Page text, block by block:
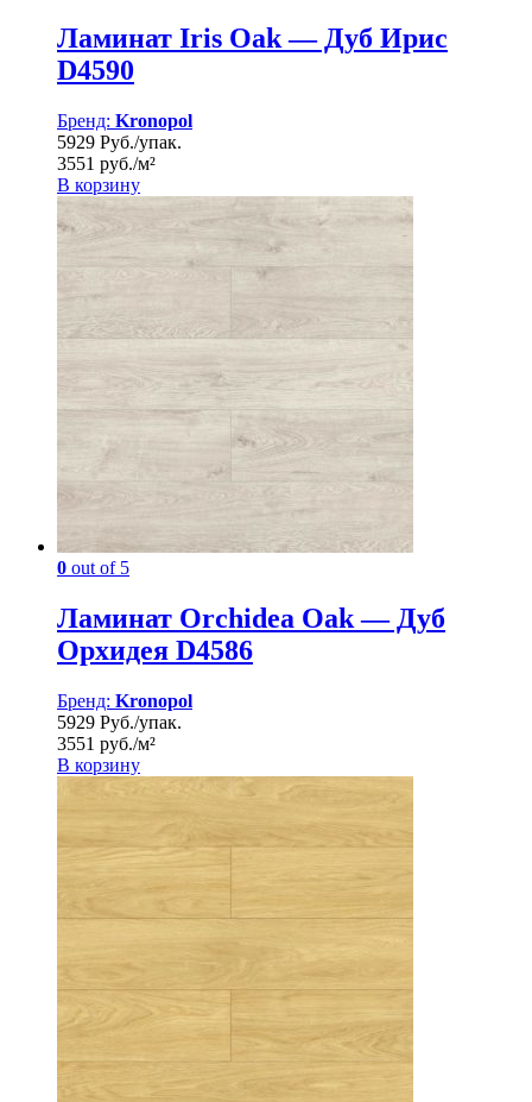
Ламинат Iris Oak — Дуб Ирис
D4590
Бренд: Kronopol
5929 Руб./упак.
3551 руб./м²
В корзину
0 out of 5
Ламинат Orchidea Oak — Дуб
Орхидея D4586
Бренд: Kronopol
5929 Руб./упак.
3551 руб./м²
В корзину